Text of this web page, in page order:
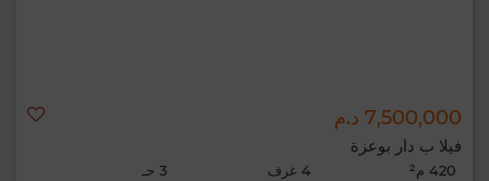
7,500,000 د.م
فيلا ب دار بوعزة
420 م² 4 غرف 3 حـ